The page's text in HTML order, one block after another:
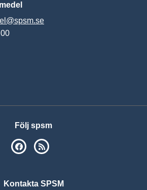
Följ spsm
SPSM på Facebook
Kontakta SPSM